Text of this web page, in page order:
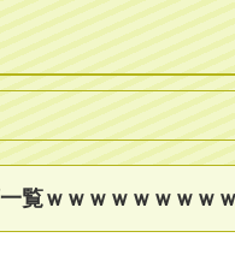
覧ｗｗｗｗｗｗｗｗ